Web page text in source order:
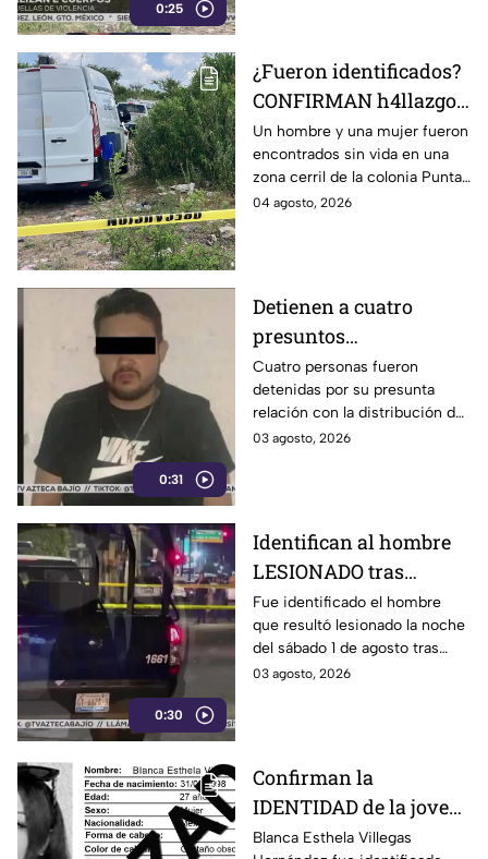
0:25
¿Fueron identificados?
CONFIRMAN h4llazgo
de un hombre y una
mujer s1n v1da en zona
cerril de León, HOY
martes
Un hombre y una mujer fueron
encontrados sin vida en una
zona cerril de la colonia Punta
del Sol, en el polígono de Las
04 agosto, 2026
0:31
Detienen a cuatro
presuntos
D3LINCUENTES en
León: así OCURRIÓ
Cuatro personas fueron
detenidas por su presunta
relación con la distribución de
droga en distintos puntos de
03 agosto, 2026
0:30
Identifican al hombre
LESIONADO tras
agresión en colonia
Constitución de
Apatzingán en Irapuato
Fue identificado el hombre
que resultó lesionado la noche
del sábado 1 de agosto tras
registrarse detonaciones en la
03 agosto, 2026
Confirman la
IDENTIDAD de la joven
hallada s1n v1da en
Blanca Esthela Villegas